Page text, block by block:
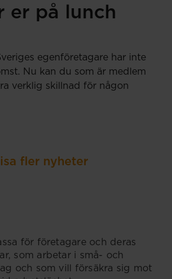
er på lunch
egenföretagare har inte
Nu kan du som är medlem
verklig skillnad för någon
fler nyheter
för företagare och deras
som arbetar i små- och
och som vill försäkra sig mot